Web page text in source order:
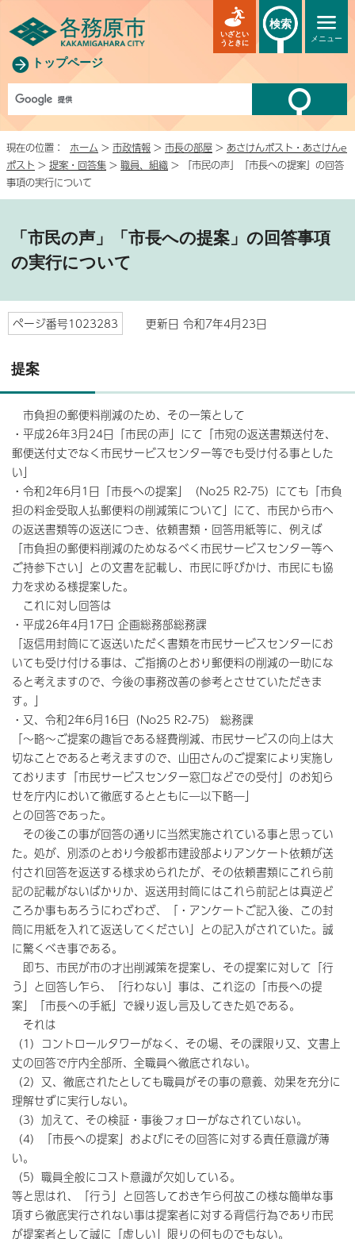
トップページ
メニュー
いざとい
うときに
検索
現在の位置： ホーム > 市政情報 > 市長の部屋 > あさけんポスト・あさけんe
ポスト > 提案・回答集 > 職員、組織 > 「市民の声」「市長への提案」の回答
事項の実行について
「市民の声」「市長への提案」の回答事項
の実行について
ページ番号1023283 更新日 令和7年4月23日
提案
市負担の郵便料削減のため、その一策として
・平成26年3月24日「市民の声」にて「市宛の返送書類送付を、
郵便送付丈でなく市民サービスセンター等でも受け付る事とした
い」
・令和2年6月1日「市長への提案」（No25 R2-75）にても「市負
担の料金受取人払郵便料の削減策について」にて、市民から市へ
の返送書類等の返送につき、依頼書類・回答用紙等に、例えば
「市負担の郵便料削減のためなるべく市民サービスセンター等へ
ご持参下さい」との文書を記載し、市民に呼びかけ、市民にも協
力を求める様提案した。
これに対し回答は
・平成26年4月17日 企画総務部総務課
「返信用封筒にて返送いただく書類を市民サービスセンターにお
いても受け付ける事は、ご指摘のとおり郵便料の削減の一助にな
ると考えますので、今後の事務改善の参考とさせていただきま
す。」
・又、令和2年6月16日（No25 R2-75） 総務課
「～略～ご提案の趣旨である経費削減、市民サービスの向上は大
切なことであると考えますので、山田さんのご提案により実施し
ております「市民サービスセンター窓口などでの受付」のお知ら
せを庁内において徹底するとともに―以下略―」
との回答であった。
その後この事が回答の通りに当然実施されている事と思ってい
た。処が、別添のとおり今般都市建設部よりアンケート依頼が送
付され回答を返送する様求められたが、その依頼書類にこれら前
記の記載がないばかりか、返送用封筒にはこれら前記とは真逆ど
ころか事もあろうにわざわざ、「・アンケートご記入後、この封
筒に用紙を入れて返送してください」との記入がされていた。誠
に驚くべき事である。
即ち、市民が市の才出削減策を提案し、その提案に対して「行
う」と回答し乍ら、「行わない」事は、これ迄の「市長への提
案」「市長への手紙」で繰り返し言及してきた処である。
それは
（1）コントロールタワーがなく、その場、その課限り又、文書上
丈の回答で庁内全部所、全職員へ徹底されない。
（2）又、徹底されたとしても職員がその事の意義、効果を充分に
理解せずに実行しない。
（3）加えて、その検証・事後フォローがなされていない。
（4）「市長への提案」およびにその回答に対する責任意識が薄
い。
（5）職員全般にコスト意識が欠如している。
等と思はれ、「行う」と回答しておき乍ら何故この様な簡単な事
項すら徹底実行されない事は提案者に対する背信行為であり市民
が提案者として誠に「虚しい」限りの何ものでもない。